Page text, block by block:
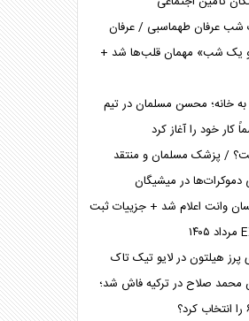
شریک امنیتی جدید است؟
ایران در تثبیت معادلات
مقابل برزیل
به آمریکا
شب عرفان طهماسبی / عرفان
و یک شب» مهمان قلب‌ها شد +
خانه؛ محسن مسلمان در تیم
کار خود را آغاز کرد
/ پزشک مسلمان و منتقد
دموکرات‌ها در میشیگان
وانت اعلام شد + جزییات ثبت
پرز هیلتون در لایو تیک تاک
محمد صلاح در ترکیه فاش شد؛